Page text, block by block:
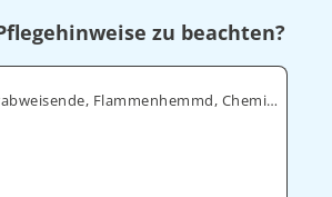
zu beachten?
Zum Beispiel: Wasserabweisende, Flammenhemmd, Chemikalienabweisende